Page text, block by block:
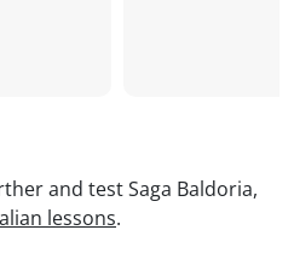
and test Saga Baldoria,
lessons.